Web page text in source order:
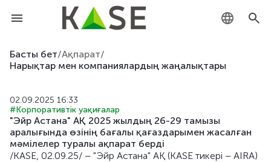
Басты бет/Ақпарат/
Нарықтар мен компаниялардың жаңалықтары
02.09.2025 16:33
#Корпоративтік уақиғалар
"Эйр Астана" АҚ 2025 жылдың 26-29 тамызы
аралығында өзінің бағалы қағаздарымен жасалған
мәмілелер туралы ақпарат берді
/KASE, 02.09.25/ – "Эйр Астана" АҚ (KASE тикері – AIRA)